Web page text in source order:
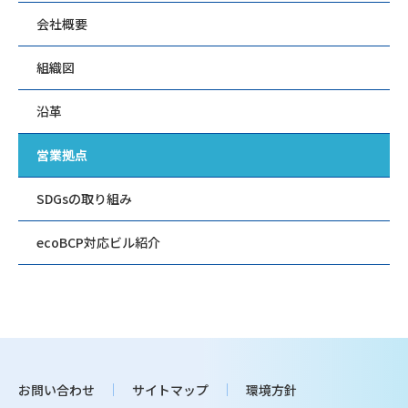
会社概要
組織図
沿革
営業拠点
SDGsの取り組み
ecoBCP対応ビル紹介
お問い合わせ サイトマップ 環境方針